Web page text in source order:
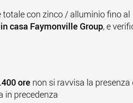
con zinco / alluminio fino al
in casa Faymonville Group, e
ore non si ravvisa la presenza
in precedenza